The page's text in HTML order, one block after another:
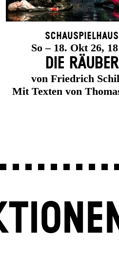
Schauspielhaus
So – 18. Okt 26,
DIE RÄUBER
von Friedrich
Mit Texten von